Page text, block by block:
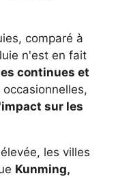
comparé à
n'est en fait
continues et
sur les
les villes
Kunming,